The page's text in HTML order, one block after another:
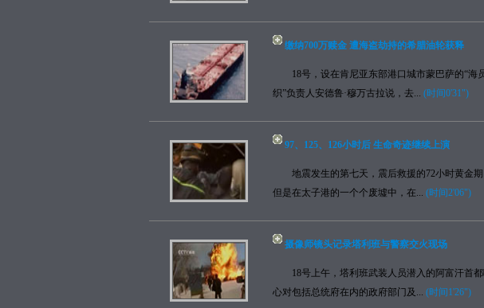
缴纳700万赎金 遭海盗劫持的希腊油轮获释
18号，设在肯尼亚东部港口城市蒙巴萨的“海
织”负责人安德鲁·穆万古拉说，去... (时间0'31")
97、125、126小时后 生命奇迹继续上演
地震发生的第七天，震后救援的72小时黄金期
但是在太子港的一个个废墟中，在... (时间2'06")
摄像师镜头记录塔利班与警察交火现场
18号上午，塔利班武装人员潜入的阿富汗首都
心对包括总统府在内的政府部门及... (时间1'26")